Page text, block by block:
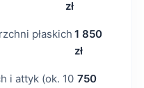
zł
płaskich 1 850
zł
i attyk (ok. 10 750